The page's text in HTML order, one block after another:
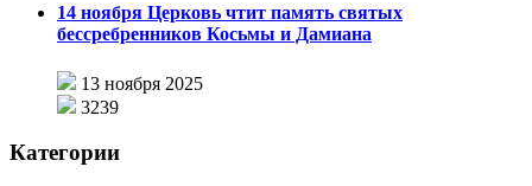
14 ноября Церковь чтит память святых
бессребренников Косьмы и Дамиана
13 ноября 2025
3239
Категории